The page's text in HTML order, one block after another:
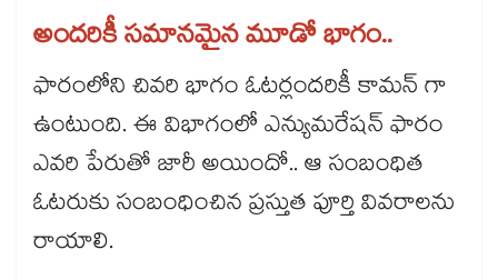
అందరికీ సమానమైన మూడో భాగం..
ఫారంలోని చివరి భాగం ఓటర్లందరికీ కామన్ గా
ఉంటుంది. ఈ విభాగంలో ఎన్యుమరేషన్ ఫారం
ఎవరి పేరుతో జారీ అయిందో.. ఆ సంబంధిత
ఓటరుకు సంబంధించిన ప్రస్తుత పూర్తి వివరాలను
రాయాలి.